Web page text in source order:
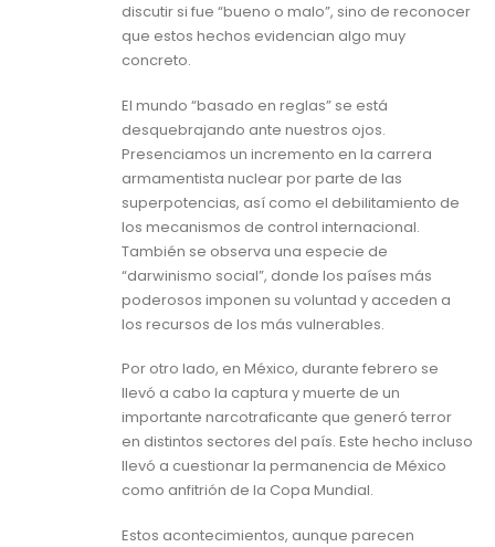
discutir si fue “bueno o malo”, sino de reconocer
que estos hechos evidencian algo muy
concreto.
El mundo “basado en reglas” se está
desquebrajando ante nuestros ojos.
Presenciamos un incremento en la carrera
armamentista nuclear por parte de las
superpotencias, así como el debilitamiento de
los mecanismos de control internacional.
También se observa una especie de
“darwinismo social”, donde los países más
poderosos imponen su voluntad y acceden a
los recursos de los más vulnerables.
Por otro lado, en México, durante febrero se
llevó a cabo la captura y muerte de un
importante narcotraficante que generó terror
en distintos sectores del país. Este hecho incluso
llevó a cuestionar la permanencia de México
como anfitrión de la Copa Mundial.
Estos acontecimientos, aunque parecen